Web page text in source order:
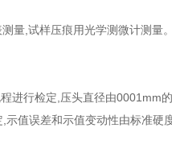
量,试样压痕用光学测微计测量。
进行检定,压头直径由0001mm
示值误差和示值变动性由标准硬